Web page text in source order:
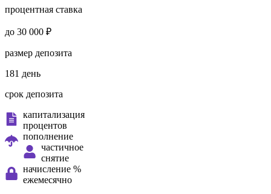
процентная ставка
до 30 000 ₽
размер депозита
181 день
срок депозита
капитализация
процентов
пополнение
частичное
снятие
начисление %
ежемесячно